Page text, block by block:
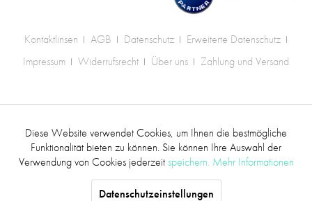
Kontaktlinsen AGB Datenschutz
Erweiterte Datenschutz
Impressum
Widerrufsrecht Über uns Zahlung und Versand
Versandkosten.
Funktionale Aktiv
Diese Website verwendet Cookies, um Ihnen die bestmögliche
Funktionalität bieten zu können. Sie können Ihre Auswahl der
Verwendung von Cookies jederzeitspeichern. Mehr Informationen
Datenschutzeinstellungen